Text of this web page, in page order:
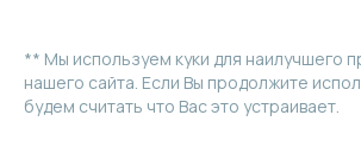
** Мы используем куки для наилучшего
нашего сайта. Если Вы продолжите
будем считать что Вас это устраивает.